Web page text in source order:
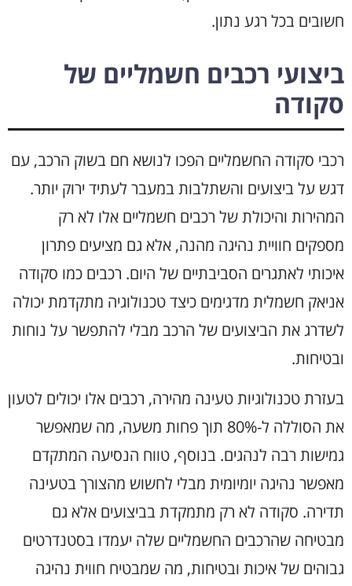
חשובים בכל רגע נתון.
ביצועי רכבים חשמליים של
סקודה
רכבי סקודה החשמליים הפכו לנושא חם בשוק הרכב, עם
דגש על ביצועים והשתלבות במעבר לעתיד ירוק יותר.
המהירות והיכולת של רכבים חשמליים אלו לא רק
מספקים חוויית נהיגה מהנה, אלא גם מציעים פתרון
איכותי לאתגרים הסביבתיים של היום. רכבים כמו סקודה
אניאק חשמלית מדגימים כיצד טכנולוגיה מתקדמת יכולה
לשדרג את הביצועים של הרכב מבלי להתפשר על נוחות
ובטיחות.
בעזרת טכנולוגיות טעינה מהירה, רכבים אלו יכולים לטעון
את הסוללה ל-80% תוך פחות משעה, מה שמאפשר
גמישות רבה לנהגים. בנוסף, טווח הנסיעה המתקדם
מאפשר נהיגה יומיומית מבלי לחשוש מהצורך בטעינה
תדירה. סקודה לא רק מתמקדת בביצועים אלא גם
מבטיחה שהרכבים החשמליים שלה יעמדו בסטנדרטים
גבוהים של איכות ובטיחות, מה שמבטיח חווית נהיגה